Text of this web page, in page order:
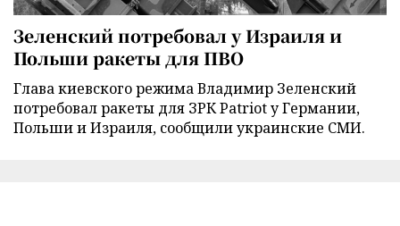
Зеленский потребовал у Израиля и
Польши ракеты для ПВО
Глава киевского режима Владимир Зеленский
потребовал ракеты для ЗРК Patriot у Германии,
Польши и Израиля, сообщили украинские СМИ.